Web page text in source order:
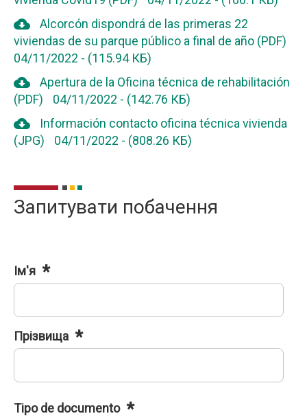
cloud_download
Alcorcón dispondrá de las primeras 22
viviendas de su parque público a final de año (PDF)
04/11/2022 - (115.94 КБ)
cloud_download
Apertura de la Oficina técnica de rehabilitación
(PDF)
04/11/2022 - (142.76 КБ)
cloud_download
Información contacto oficina técnica vivienda
(JPG)
04/11/2022 - (808.26 КБ)
Запитувати побачення
Ім'я
Прізвища
Tipo de documento